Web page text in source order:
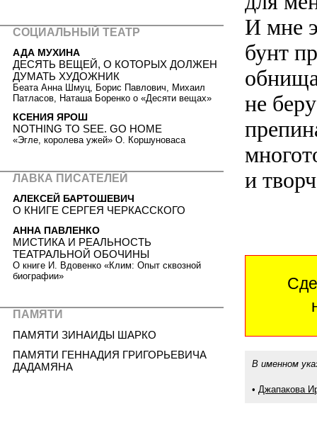
И мне
бунт
не
и
В именном
• Джапакова
СОЦИАЛЬНЫЙ ТЕАТР
АДА МУХИНА
ДЕСЯТЬ ВЕЩЕЙ, О КОТОРЫХ ДОЛЖЕН
ДУМАТЬ ХУДОЖНИК
Беата Анна Шмуц, Борис Павлович, Михаил
Патласов, Наташа Боренко о «Десяти вещах»
КСЕНИЯ ЯРОШ
NOTHING TO SEE. GO HOME
«Эгле, королева ужей» О. Коршуноваса
ЛАВКА ПИСАТЕЛЕЙ
АЛЕКСЕЙ БАРТОШЕВИЧ
О КНИГЕ СЕРГЕЯ ЧЕРКАССКОГО
АННА ПАВЛЕНКО
МИСТИКА И РЕАЛЬНОСТЬ
ТЕАТРАЛЬНОЙ ОБОЧИНЫ
О книге И. Вдовенко «Клим: Опыт сквозной
биографии»
ПАМЯТИ
ПАМЯТИ ЗИНАИДЫ ШАРКО
ПАМЯТИ ГЕННАДИЯ ГРИГОРЬЕВИЧА
ДАДАМЯНА